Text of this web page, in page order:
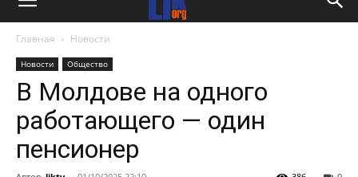
Главная Новости
Новости Общество
В Молдове на одного
работающего — один
пенсионер